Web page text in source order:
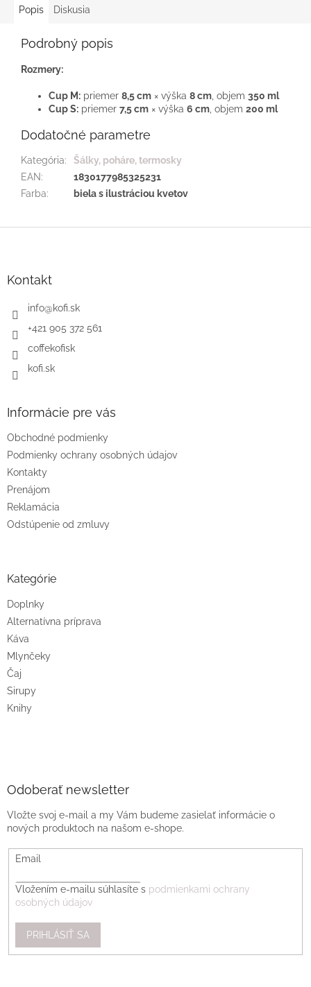
Popis Diskusia
Podrobný popis
Rozmery:
Cup M: priemer 8,5 cm × výška 8 cm , objem 350 ml
Cup S: priemer 7,5 cm × výška 6 cm , objem 200 ml
Dodatočné parametre
Kategória:
Šálky, poháre, termosky
EAN:
1830177985325231
Farba: biela s ilustráciou kvetov
Kontakt
info@kofi.sk
+421 905 372 561
coffekofisk
kofi.sk
Informácie pre vás
Obchodné podmienky
Podmienky ochrany osobných údajov
Kontakty
Prenájom
Reklamácia
Odstúpenie od zmluvy
Kategórie
Doplnky
Alternatívna príprava
Káva
Mlynčeky
Čaj
Sirupy
Knihy
Odoberať newsletter
Vložte svoj e-mail a my Vám budeme zasielať informácie o
nových produktoch na našom e-shope.
Email
Vložením e-mailu súhlasíte s podmienkami ochrany
osobných údajov
PRIHLÁSIŤ SA